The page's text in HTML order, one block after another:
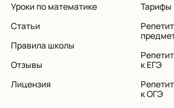
Уроки по математике
Статьи
Правила школы
Отзывы
Лицензия
Тарифы
к ЕГЭ
к ОГЭ